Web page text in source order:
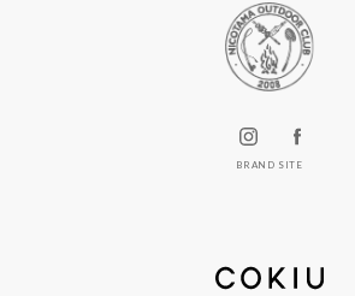
BRAND SITE